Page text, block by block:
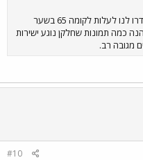
במסגרת מפגש פורום גורדי שחקים סידרו לנו לעלות לקומה 65 בשער
כמה תמונות שחלקן נוגע ישירות
מגובה רב.
#10